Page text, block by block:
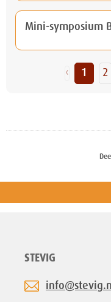
Mini-symposium
‹ 1 2
STEVIG
info@stevig.nl